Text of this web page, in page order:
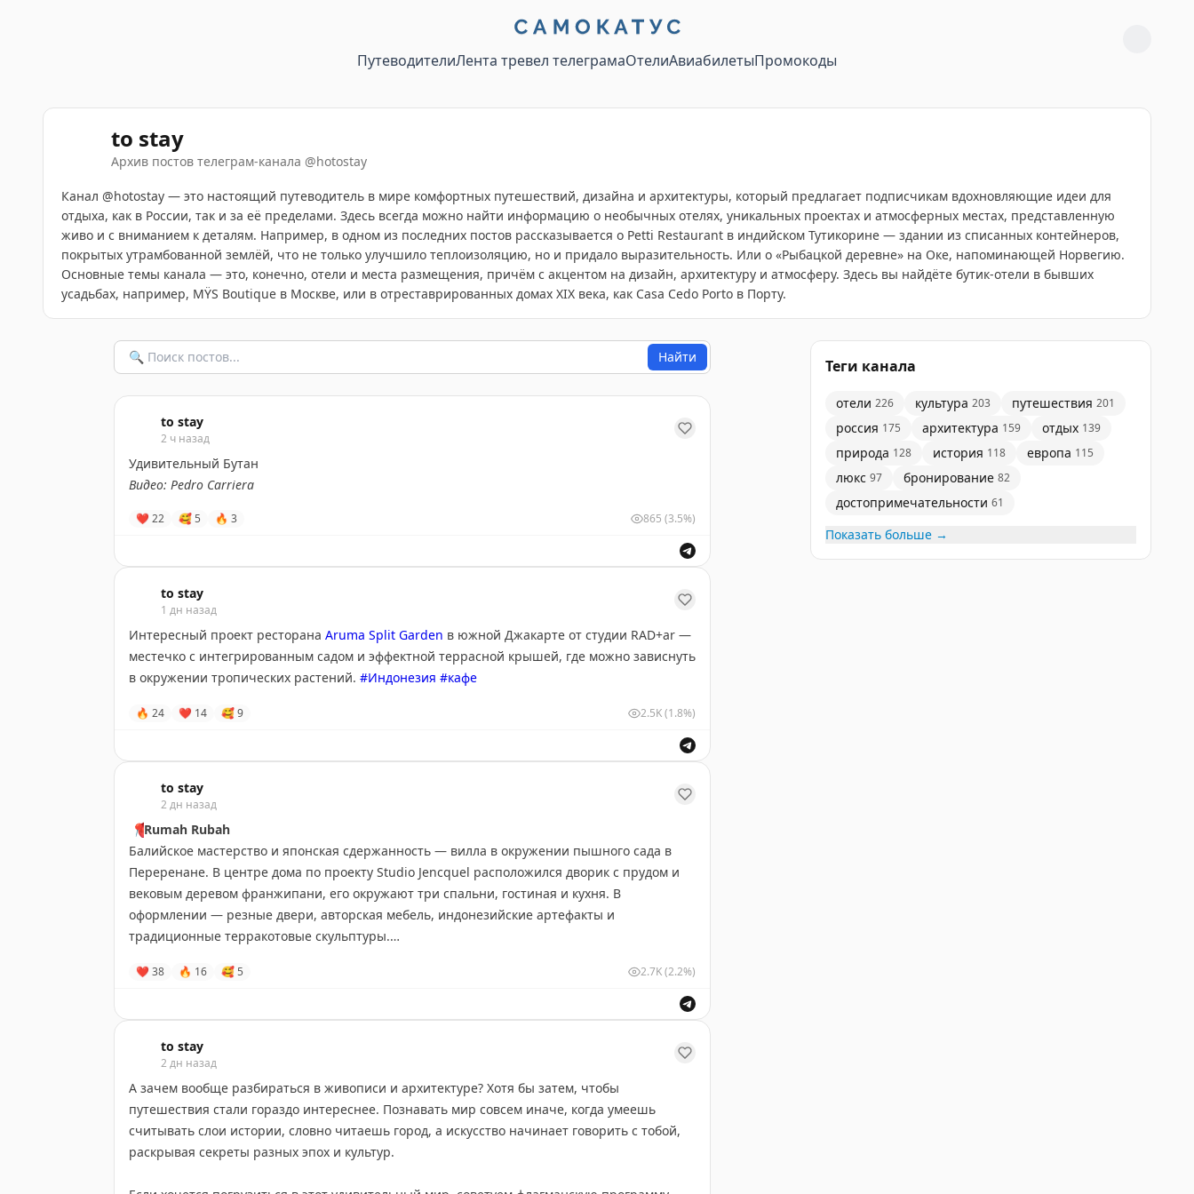
ПутеводителиЛента тревел телеграмаОтелиАвиабилетыПромокоды
to stay
Архив постов телеграм-канала @hotostay
Канал @hotostay — это настоящий путеводитель в мире комфортных путешествий, дизайна и архитектуры, который предлагает подписчикам вдохновляющие идеи для
отдыха, как в России, так и за её пределами. Здесь всегда можно найти информацию о необычных отелях, уникальных проектах и атмосферных местах, представленную
живо и с вниманием к деталям. Например, в одном из последних постов рассказывается о Petti Restaurant в индийском Тутикорине — здании из списанных контейнеров,
покрытых утрамбованной землёй, что не только улучшило теплоизоляцию, но и придало выразительность. Или о «Рыбацкой деревне» на Оке, напоминающей Норвегию.
Основные темы канала — это, конечно, отели и места размещения, причём с акцентом на дизайн, архитектуру и атмосферу. Здесь вы найдёте бутик-отели в бывших
усадьбах, например, MŸS Boutique в Москве, или в отреставрированных домах XIX века, как Casa Cedo Porto в Порту.
Найти
to stay
2 ч назад
Удивительный Бутан
Видео: Pedro Carriera
❤ 22 🥰5 🔥 3 865 (3.5%)
to stay
1 дн назад
Интересный проект ресторана Aruma Split Garden в южной Джакарте от студии RAD+ar —
местечко с интегрированным садом и эффектной террасной крышей, где можно зависнуть
в окружении тропических растений. #Индонезия #кафе
🔥 24 ❤ 14 🥰9 2.5K(1.8%)
to stay
2 дн назад
📍Rumah Rubah
Балийское мастерство и японская сдержанность — вилла в окружении пышного сада в
Переренане. В центре дома по проекту Studio Jencquel расположился дворик с прудом и
вековым деревом франжипани, его окружают три спальни, гостиная и кухня. В
оформлении — резные двери, авторская мебель, индонезийские артефакты и
традиционные терракотовые скульптуры.
Бали•
#Индонезия
❤ 38 🔥 16 🥰5 2.7K(2.2%)
to stay
2 дн назад
А зачем вообще разбираться в живописи и архитектуре? Хотя бы затем, чтобы
путешествия стали гораздо интереснее. Познавать мир совсем иначе, когда умеешь
считывать слои истории, словно читаешь город, а искусство начинает говорить с тобой,
раскрывая секреты разных эпох и культур.
Теги канала
отели 226 культура 203 путешествия 201
россия 175 архитектура 159 отдых 139
природа 128 история 118 европа 115
люкс 97 бронирование 82
достопримечательности 61
Показать больше →